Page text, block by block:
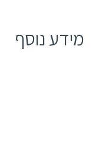
מידע נוסף